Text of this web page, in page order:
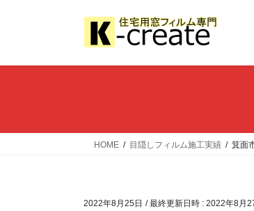
HOME 目隠しフィルム施工実績 箕面
2022年8月25日 / 最終更新日時 : 2022年8月